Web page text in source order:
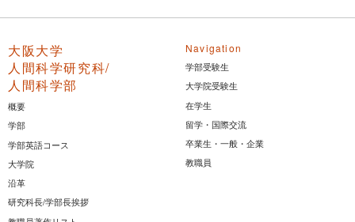
大阪大学
人間科学研究科/
人間科学部
概要
学部
学部英語コース
大学院
沿革
研究科長/学部長挨拶
Navigation
学部受験生
大学院受験生
在学生
留学・国際交流
卒業生・一般・企業
教職員